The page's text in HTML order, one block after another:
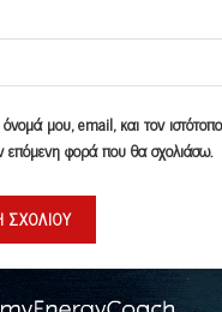
μου, email, και τον
επόμενη φορά που θα σχολιάσω.